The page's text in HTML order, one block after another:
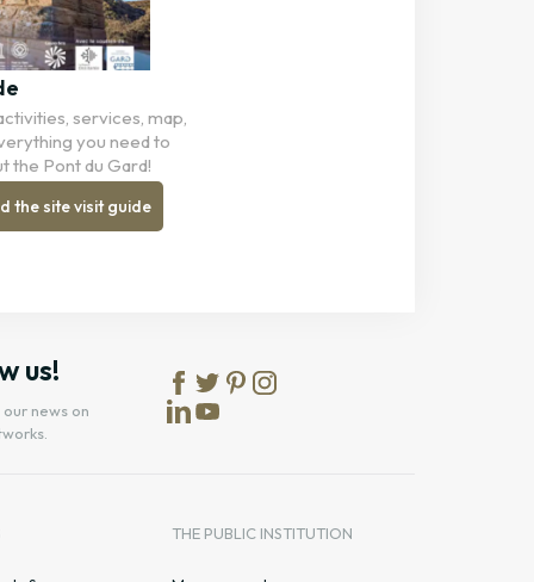
services, map,
you need to
the Pont du Gard!
the site visit guide
us!
news on
THE PUBLIC INSTITUTION